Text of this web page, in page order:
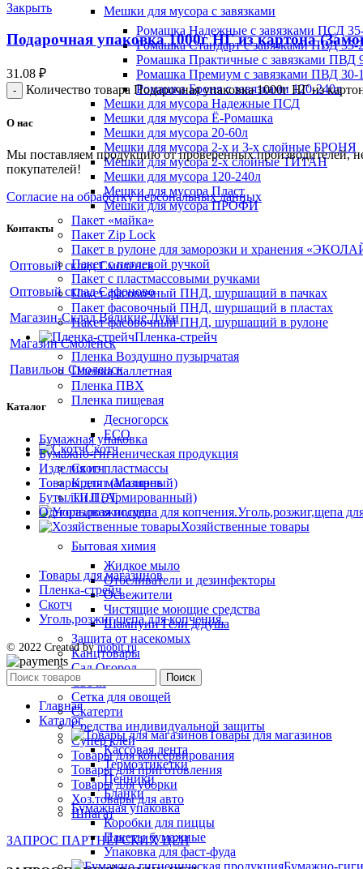
Мешки для мусора с завязками
Ромашка Надежные с завязками ПСД
Ромашка Стандарт с завязками ПВД 35-
Ромашка Практичные с завязками ПВД
Ромашка Премиум с завязками ПВД 30-
Ромашка Броня с завязками 120-240л
Мешки для мусора Надежные ПСД
Мешки для мусора Ё-Ромашка
Мешки для мусора 20-60л
Мешки для мусора 2-х и 3-х слойные БРОНЯ
Мешки для мусора 2-х слойные ТИТАН
Мешки для мусора 120-240л
Мешки для мусора Пласт
Мешки для мусора ПРОФИ
Пакет «майка»
Пакет Zip Lock
Пакет в рулоне для заморозки и хранения
Пакет с петлевой ручкой
Пакет с пластмассовыми ручками
Пакет фасовочный ПНД, шуршащий в пачках
Пакет фасовочный ПНД, шуршащий в пластах
Пакет фасовочный ПНД, шуршащий в рулоне
Пленка-стрейч
Пленка Воздушно пузырчатая
Пленка паллетная
Пленка ПВХ
Пленка пищевая
Десногорск
ECO
Скотч
Скотч
Крепп (Малярный)
ТПЛ (Армированный)
Уголь,розжиг,щепа
Хозяйственные товары
Бытовая химия
Жидкое мыло
Отбеливатели и дезинфекторы
Освежители
Чистящие моющие средства
Шампуни Гели д/душа
Защита от насекомых
Канцтовары
Сад Огород
Свечи
Сетка для овощей
Скатерти
Средства индивидуальной защиты
Супер клей
Товары для консервирования
Товары для приготовления
Товары для уборки
Хоз.товары для авто
Шпагат
ЗАПРОС ПАРТНЁРСКИХ ЦЕН
Закрыть
Подарочная упаковка 1000г НГ из картона
31.08 ₽
Количество товара Подарочная упаковка 1000г НГ из
О нас
Мы поставляем продукцию от проверенных производителей,
покупателей!
Согласие на обработку персональных данных
Контакты
Оптовый склад Смоленск
Оптовый склад Сафоново
Магазин-Склад Великие Луки
Магазин Смоленск
Павильон Смоленск
Каталог
Бумажная упаковка
Бумажно-гигиеническая продукция
Изделия из пластмассы
Товары для магазинов
Бутылки ПЭТ
Одноразовая посуда
Товары для магазинов
Пленка-стрейч
Скотч
Уголь,розжиг,щепа для копчения.
© 2022 Created bymobit.ru
Поиск
Главная
Каталог
Товары для магазинов
Кассовая лента
Термоэтикетки
Ценники
Бланки
Бумажная упаковка
Коробки для пиццы
Пакеты бумажные
Упаковка для фаст-фуда
Бумажно-